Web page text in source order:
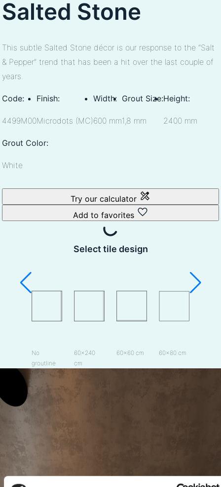
Select tile design
No
groutline
60×240
cm
60×60 cm 60×80 cm
Salted Stone
This subtle Salted Stone décor is our response to the “Salt
& Pepper” trend that has been a hit over the last couple of
years.
Code:
4499M00
Finish:
Microdots (MC)
Width:
600 mm
Grout Size:
1,8 mm
Height:
2400 mm
Grout Color:
White
Try our calculator
Add to favorites